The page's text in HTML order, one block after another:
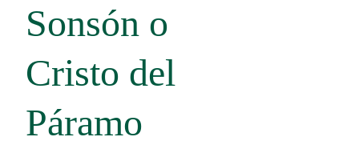
Sonsón o
Cristo del
Páramo